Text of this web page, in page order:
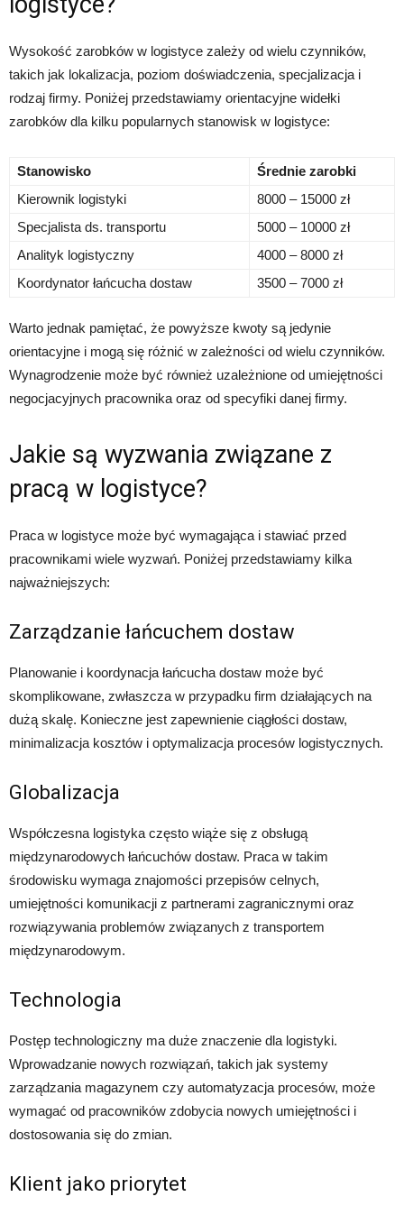
Wysokość zarobków w logistyce zależy od wielu czynników,
takich jak lokalizacja, poziom doświadczenia, specjalizacja i
rodzaj firmy. Poniżej przedstawiamy orientacyjne widełki
zarobków dla kilku popularnych stanowisk w logistyce:
Stanowisko
Średnie zarobki
Kierownik logistyki
8000 – 15000 zł
Specjalista ds. transportu
5000 – 10000 zł
Analityk logistyczny
4000 – 8000 zł
Koordynator łańcucha dostaw
3500 – 7000 zł
Warto jednak pamiętać, że powyższe kwoty są jedynie
orientacyjne i mogą się różnić w zależności od wielu czynników.
Wynagrodzenie może być również uzależnione od umiejętności
negocjacyjnych pracownika oraz od specyfiki danej firmy.
Jakie są wyzwania związane z
pracą w logistyce?
Praca w logistyce może być wymagająca i stawiać przed
pracownikami wiele wyzwań. Poniżej przedstawiamy kilka
najważniejszych:
Zarządzanie łańcuchem dostaw
Planowanie i koordynacja łańcucha dostaw może być
skomplikowane, zwłaszcza w przypadku firm działających na
dużą skalę. Konieczne jest zapewnienie ciągłości dostaw,
minimalizacja kosztów i optymalizacja procesów logistycznych.
Globalizacja
Współczesna logistyka często wiąże się z obsługą
międzynarodowych łańcuchów dostaw. Praca w takim
środowisku wymaga znajomości przepisów celnych,
umiejętności komunikacji z partnerami zagranicznymi oraz
rozwiązywania problemów związanych z transportem
międzynarodowym.
Technologia
Postęp technologiczny ma duże znaczenie dla logistyki.
Wprowadzanie nowych rozwiązań, takich jak systemy
zarządzania magazynem czy automatyzacja procesów, może
wymagać od pracowników zdobycia nowych umiejętności i
dostosowania się do zmian.
Klient jako priorytet